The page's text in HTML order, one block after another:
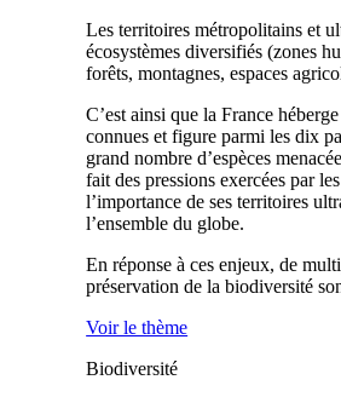
Les territoires métropolitains et
écosystèmes diversifiés (zones
forêts, montagnes, espaces
C’est ainsi que la France
connues et figure parmi les dix
grand nombre d’espèces
fait des pressions exercées par
l’importance de ses territoires
l’ensemble du globe.
En réponse à ces enjeux, de
préservation de la biodiversité
Voir le thème
Biodiversité